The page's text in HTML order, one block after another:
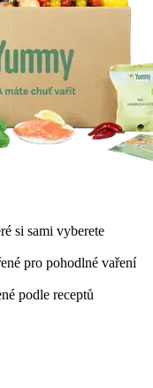
si sami vyberete
pro pohodlné vaření
podle receptů